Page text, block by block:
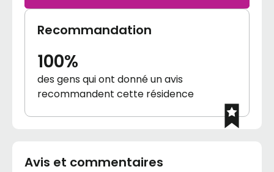
Recommandation
100%
des gens qui ont donné un avis
recommandent cette résidence
Avis et commentaires